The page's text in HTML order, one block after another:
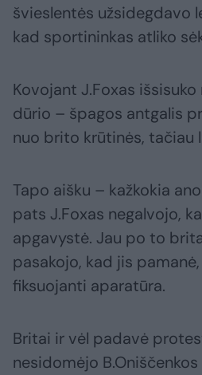
švieslentės užsidegdavo
kad sportininkas atliko
Kovojant J.Foxas išsisuko
dūrio – špagos antgalis
nuo brito krūtinės, tačiau
Tapo aišku – kažkokia
pats J.Foxas negalvojo,
apgavystė. Jau po to
pasakojo, kad jis
fiksuojanti aparatūra.
Britai ir vėl padavė
nesidomėjo